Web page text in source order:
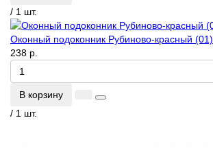
/ 1 шт.
Оконный подоконник Рубиново-красный (01)
238 р.
В корзину
/ 1 шт.